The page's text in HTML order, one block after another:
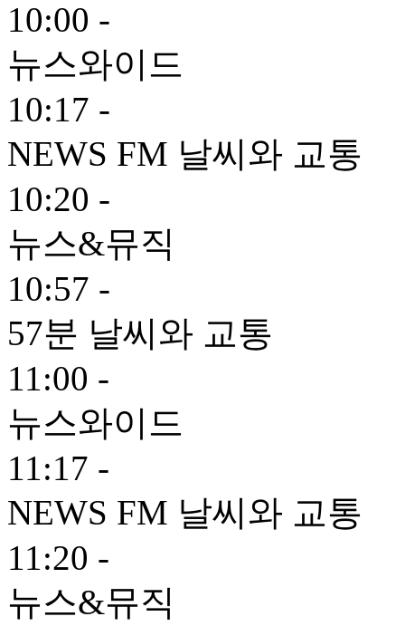
10:00 -
뉴스와이드
10:17 -
NEWS FM 날씨와 교통
10:20 -
뉴스&뮤직
10:57 -
57분 날씨와 교통
11:00 -
뉴스와이드
11:17 -
NEWS FM 날씨와 교통
11:20 -
뉴스&뮤직